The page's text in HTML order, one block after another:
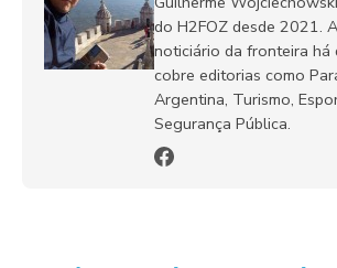
do H2FOZ desde 2021.
noticiário da fronteira há
cobre editorias como
Argentina, Turismo,
Segurança Pública.